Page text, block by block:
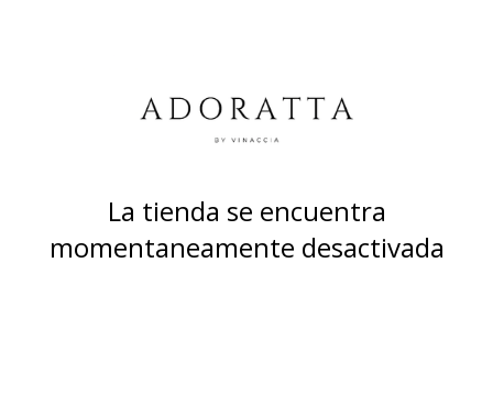
La tienda se encuentra
momentaneamente desactivada